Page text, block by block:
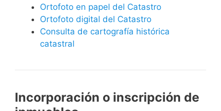
Ortofoto en papel del Catastro
Ortofoto digital del Catastro
Consulta de cartografía histórica
catastral
Incorporación o inscripción de